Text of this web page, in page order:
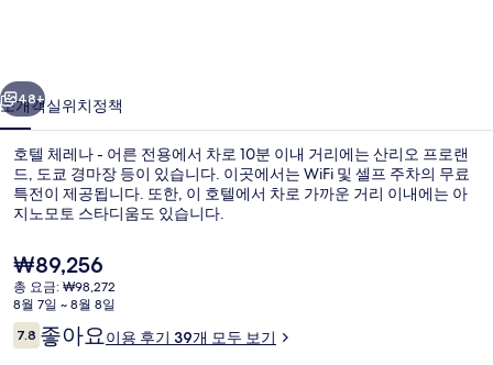
른
전
용
의
진
갤
러
외관
다음
48+
소개객실위치정책
호텔 체레나 - 어른 전용에서 차로 10분 이내 거리에는 산리오 프로랜
드, 도쿄 경마장 등이 있습니다. 이곳에서는 WiFi 및 셀프 주차의 무료
특전이 제공됩니다. 또한, 이 호텔에서 차로 가까운 거리 이내에는 아
지노모토 스타디움도 있습니다.
현
재
가
격
은
₩89,256
총 요금: ₩98,272
8월 7일 ~ 8월 8일
이
용
7.810점 만점 중 7.8점.
좋아요이용 후기 39개 모두 보기